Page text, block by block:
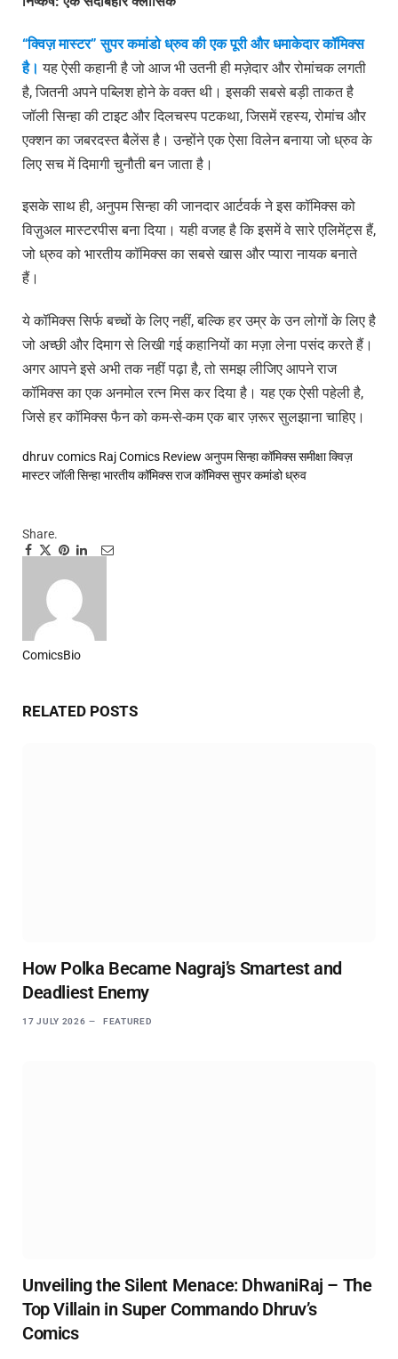
“क्विज़ मास्टर” सुपर कमांडो ध्रुव की एक पूरी और धमाकेदार कॉमिक्स
है। यह ऐसी कहानी है जो आज भी उतनी ही मज़ेदार और रोमांचक लगती
है, जितनी अपने पब्लिश होने के वक्त थी। इसकी सबसे बड़ी ताकत है
जॉली सिन्हा की टाइट और दिलचस्प पटकथा, जिसमें रहस्य, रोमांच और
एक्शन का जबरदस्त बैलेंस है। उन्होंने एक ऐसा विलेन बनाया जो ध्रुव के
लिए सच में दिमागी चुनौती बन जाता है।
इसके साथ ही, अनुपम सिन्हा की जानदार आर्टवर्क ने इस कॉमिक्स को
विज़ुअल मास्टरपीस बना दिया। यही वजह है कि इसमें वे सारे एलिमेंट्स हैं,
जो ध्रुव को भारतीय कॉमिक्स का सबसे खास और प्यारा नायक बनाते
हैं।
ये कॉमिक्स सिर्फ बच्चों के लिए नहीं, बल्कि हर उम्र के उन लोगों के लिए है
जो अच्छी और दिमाग से लिखी गई कहानियों का मज़ा लेना पसंद करते हैं।
अगर आपने इसे अभी तक नहीं पढ़ा है, तो समझ लीजिए आपने राज
कॉमिक्स का एक अनमोल रत्न मिस कर दिया है। यह एक ऐसी पहेली है,
जिसे हर कॉमिक्स फैन को कम-से-कम एक बार ज़रूर सुलझाना चाहिए।
dhruv comics Raj Comics Review अनुपम सिन्हाकॉमिक्स समीक्षाक्विज़
मास्टरजॉली सिन्हाभारतीय कॉमिक्सराज कॉमिक्ससुपर कमांडो ध्रुव
Share.
Facebook
TwitterPinterest
LinkedIn
Tumblr
Email
ComicsBio
RELATED POSTS
How Polka Became Nagraj’s Smartest and
Deadliest Enemy
17 JULY 2026 FEATURED
Unveiling the Silent Menace: DhwaniRaj – The
Top Villain in Super Commando Dhruv’s
Comics